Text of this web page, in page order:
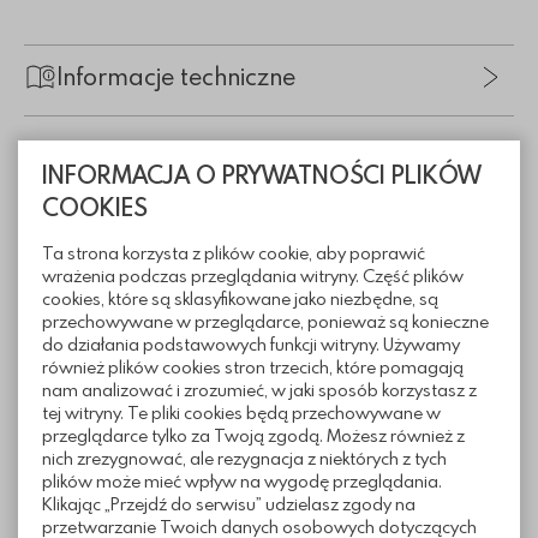
INFORMACJA O PRYWATNOŚCI PLIKÓW
COOKIES
Ta strona korzysta z plików cookie, aby poprawić
wrażenia podczas przeglądania witryny. Część plików
cookies, które są sklasyfikowane jako niezbędne, są
przechowywane w przeglądarce, ponieważ są konieczne
do działania podstawowych funkcji witryny. Używamy
również plików cookies stron trzecich, które pomagają
nam analizować i zrozumieć, w jaki sposób korzystasz z
tej witryny. Te pliki cookies będą przechowywane w
przeglądarce tylko za Twoją zgodą. Możesz również z
nich zrezygnować, ale rezygnacja z niektórych z tych
plików może mieć wpływ na wygodę przeglądania.
Klikając „Przejdź do serwisu” udzielasz zgody na
przetwarzanie Twoich danych osobowych dotyczących
Informacje techniczne
Pliki do pobrania
Realizacje z wykorzystaniem
ogrodzenia łupanego Muro